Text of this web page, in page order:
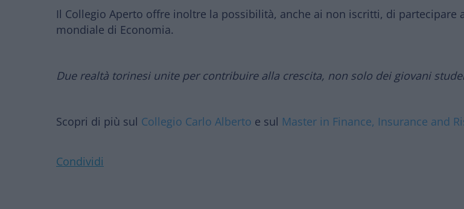
Il Collegio Aperto offre inoltre la possibilità, anche ai non iscritti, di
mondiale di Economia.
Due realtà torinesi unite per contribuire alla crescita, non solo dei giovani
Scopri di più sul Collegio Carlo Alberto e sul Master in Finance, Insurance and
Condividi